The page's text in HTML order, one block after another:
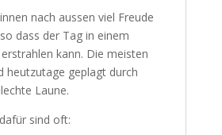
nach aussen viel
so dass der Tag in
Licht erstrahlen kann. Die
sind heutzutage geplagt
schlechte Laune.
sind oft: